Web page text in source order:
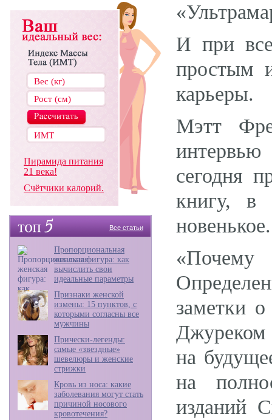
Пирамида питания
21 века!
Счётчики калорий.
Все статьи
Пропорциональная
женская фигура: как
вычислить свои
идеальные параметры
Признаки женской
измены: 15 пунктов, с
которыми согласны все
мужчины
Прически-легенды:
самые «звездные»
шевелюры и женские
стрижки
Кровь из носа: какие
заболевания могут стать
причиной носового
кровотечения?
И при
простым
карьеры.
Мэтт
сегодня
книгу, в
новенькое.
«Почему
заметки
Джуреком
на
на
изданий